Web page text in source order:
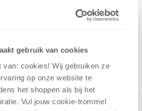
gebruik van cookies
van: cookies! Wij gebruiken ze
op onze website te
het shoppen als bij het
Vul jouw cookie-trommel
10 OVERWINNINGSPUNTEN